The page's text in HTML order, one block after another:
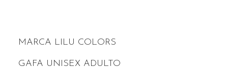
MARCA LILU COLORS
GAFA UNISEX ADULTO